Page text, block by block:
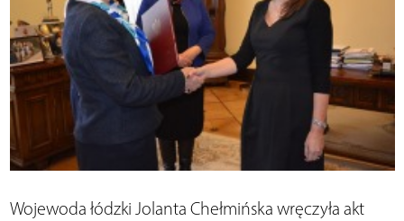
Wojewoda łódzki Jolanta Chełmińska wręczyła akt